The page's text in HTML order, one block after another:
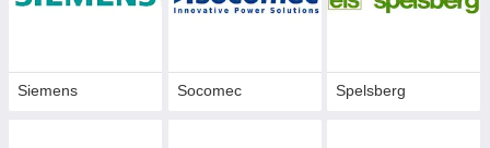
Siemens Socomec Spelsberg